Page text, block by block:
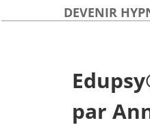
DEVENIR
par